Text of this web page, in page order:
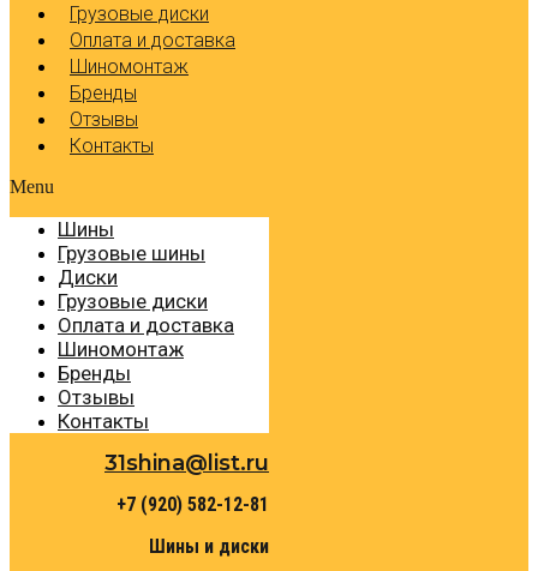
Грузовые диски
Оплата и доставка
Шиномонтаж
Бренды
Отзывы
Контакты
Menu
Шины
Грузовые шины
Диски
Грузовые диски
Оплата и доставка
Шиномонтаж
Бренды
Отзывы
Контакты
31shina@list.ru
+7 (920) 582-12-81
Шины и диски